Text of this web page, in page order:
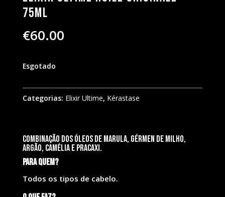
75ml
€60.00
Esgotado
Categorias: Elixir Ultime, Kérastase
Combinação dos óleos de Marula, gérmen de milho,
argão, camélia e pracaxi.
Para quem?
Todos os tipos de cabelo.